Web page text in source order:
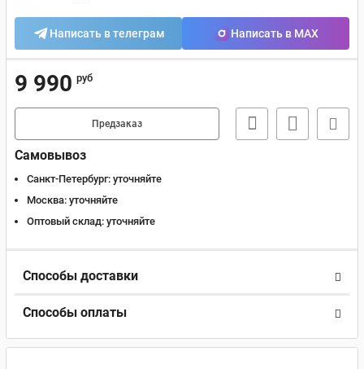
Написать в телеграм Написать в MAX
9 990 руб
Предзаказ
Самовывоз
Санкт-Петербург: уточняйте
Москва: уточняйте
Оптовый склад: уточняйте
Способы доставки
Способы оплаты